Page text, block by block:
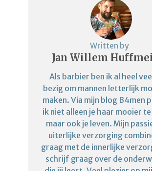
Written by
Jan Willem
Als barbier ben ik al heel
bezig om mannen letterlijk
maken. Via mijn blog B4men
ik niet alleen je haar mooier
maar ook je leven. Mijn
uiterlijke verzorging
graag met de innerlijke
schrijf graag over de